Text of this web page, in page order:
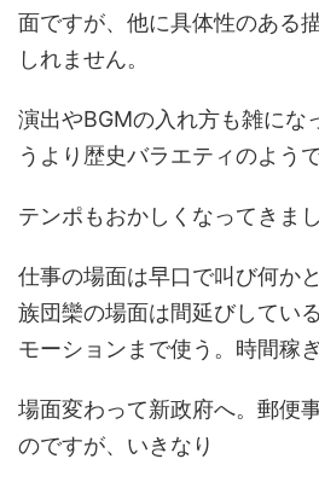
面ですが、他に具体性のある
しれません。
演出やBGMの入れ方も雑にな
うより歴史バラエティのようで
テンポもおかしくなってきまし
仕事の場面は早口で叫び何か
族団欒の場面は間延びしてい
モーションまで使う。時間稼
場面変わって新政府へ。郵便
のですが、いきなり